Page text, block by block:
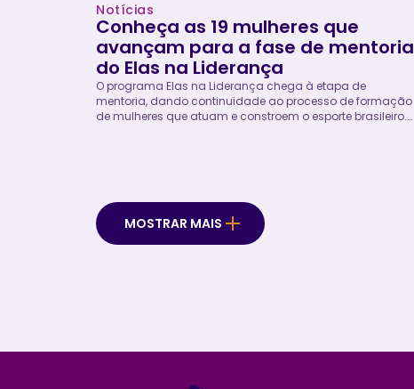
Notícias
Conheça as 19 mulheres que
avançam para a fase de mentoria
do Elas na Liderança
O programa Elas na Liderança chega à etapa de
mentoria, dando continuidade ao processo de formação
de mulheres que atuam e constroem o esporte brasileiro.
áreas, que compartilharam experiências e
conhecimentos sobre temas como gênero e poder no
esporte, ética e integridade, planejamento estratégico,
MOSTRAR MAIS